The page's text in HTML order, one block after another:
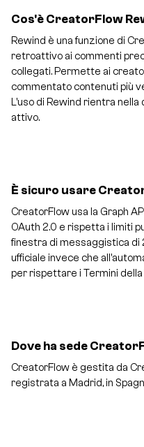
Cos'è CreatorFlow
Rewind è una funzione di
retroattivo ai commenti
collegati. Permette ai
commentato contenuti più
L'uso di Rewind rientra
attivo.
È sicuro usare
CreatorFlow usa la Graph
OAuth 2.0 e rispetta i limiti
finestra di messaggistica di
ufficiale invece che
per rispettare i Termini
Dove ha sede
CreatorFlow è gestita da
registrata a Madrid, in